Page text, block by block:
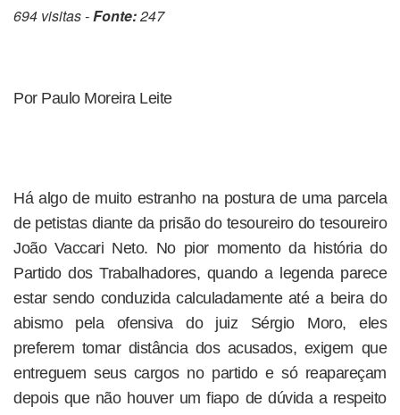
694 visitas -Fonte:247
Por Paulo Moreira Leite
Há algo de muito estranho na postura de uma parcela
de petistas diante da prisão do tesoureiro do tesoureiro
João Vaccari Neto. No pior momento da história do
Partido dos Trabalhadores, quando a legenda parece
estar sendo conduzida calculadamente até a beira do
abismo pela ofensiva do juiz Sérgio Moro, eles
preferem tomar distância dos acusados, exigem que
entreguem seus cargos no partido e só reapareçam
depois que não houver um fiapo de dúvida a respeito